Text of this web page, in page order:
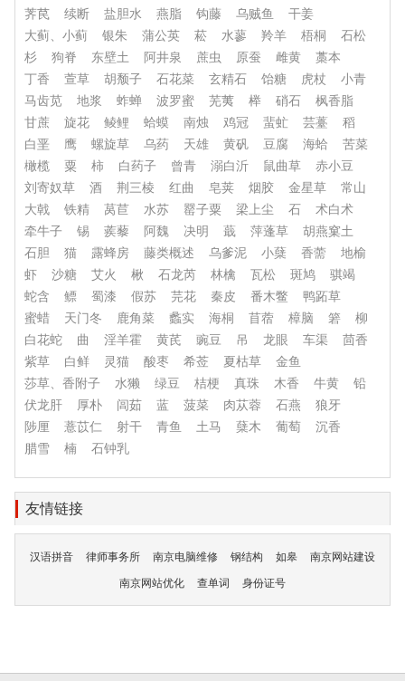
荠苠
续断 盐胆水 燕脂 钩藤 乌贼鱼
干姜
大蓟、小蓟
银朱 蒲公英 菘 水蓼 羚羊 梧桐
石松
杉
狗脊 东壁土 阿井泉 蔗虫 原蚕 雌黄
藁本
丁香
萱草 胡颓子 石花菜 玄精石 饴糖 虎杖
小青
马齿苋
地浆 蚱蝉 波罗蜜 芜荑 榉 硝石
枫香脂
甘蔗
旋花 鲮鲤 蛤蟆 南烛 鸡冠 蜚虻 芸薹
稻
白垩
鹰 螺旋草 乌药 天雄 黄矾 豆腐 海蛤
苦菜
橄榄
粟 柿 白药子 曾青 溺白沂 鼠曲草
赤小豆
刘寄奴草
酒 荆三棱 红曲 皂荚 烟胶 金星草
常山
大戟
铁精 莴苣 水苏 罂子粟 梁上尘 石
术白术
牵牛子
锡 蒺藜 阿魏 决明 蕺 萍蓬草
胡燕窠土
石胆
猫 露蜂房 藤类概述 乌爹泥 小蘖 香薷
地榆
虾
沙糖 艾火 楸 石龙芮 林檎 瓦松 斑鸠
骐竭
蛇含
鳔 蜀漆 假苏 芫花 秦皮 番木鳖
鸭跖草
蜜蜡
天门冬 鹿角菜 蠡实 海桐 苜蓿 樟脑 箬
柳
白花蛇
曲 淫羊霍 黄芪 豌豆 吊 龙眼 车渠
茴香
紫草
白鲜 灵猫 酸枣 希莶 夏枯草
金鱼
莎草、香附子
水獭 绿豆 桔梗 真珠 木香 牛黄
铅
伏龙肝
厚朴 闾茹 蓝 菠菜 肉苁蓉 石燕
狼牙
陟厘
薏苡仁 射干 青鱼 土马 蘖木 葡萄
沉香
腊雪
楠 石钟乳
友情链接
汉语拼音 律师事务所 南京电脑维修 钢结构 如皋 南京网站建设
南京网站优化 查单词 身份证号